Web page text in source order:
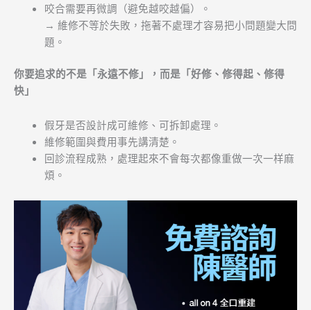
咬合需要再微調（避免越咬越偏）。
→ 維修不等於失敗，拖著不處理才容易把小問題變大問
題。
你要追求的不是「永遠不修」，而是「好修、修得起、修得
快」
假牙是否設計成可維修、可拆卸處理。
維修範圍與費用事先講清楚。
回診流程成熟，處理起來不會每次都像重做一次一样麻
煩。